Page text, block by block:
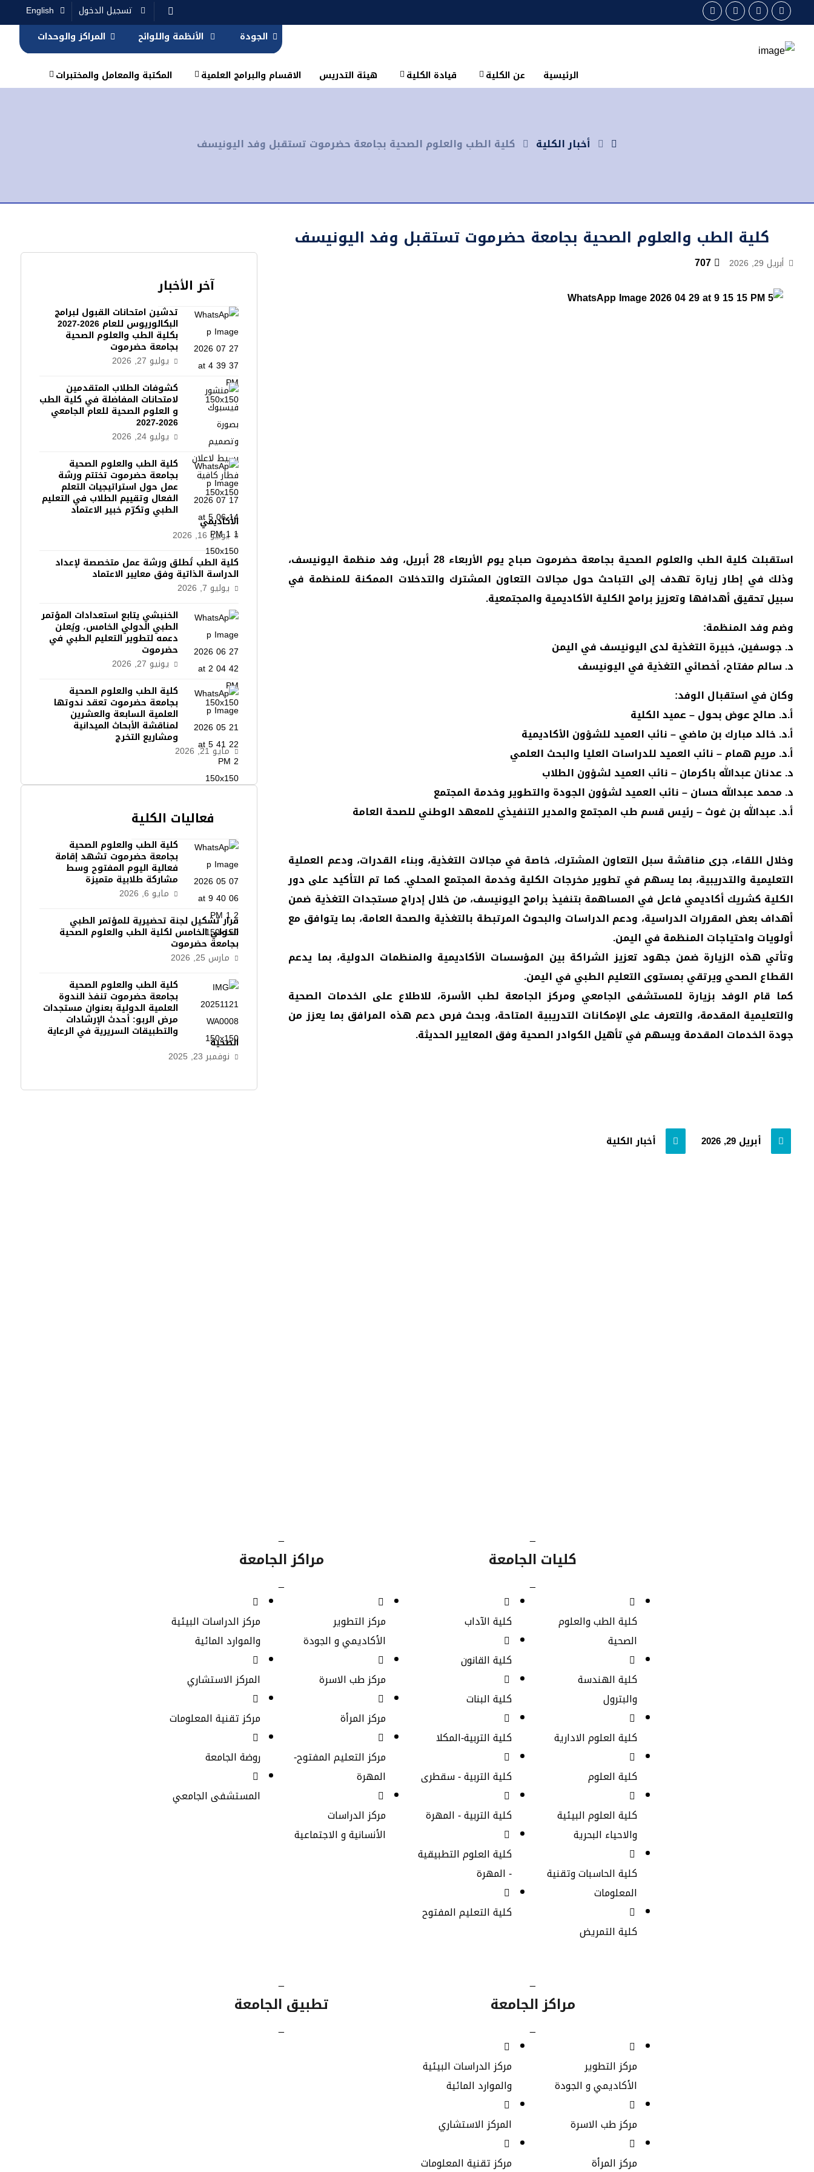
English
تسجيل الدخول
الجودة
الأنظمة واللوائح المراكز والوحدات
الرئيسية عن الكلية قيادة الكلية هيئة التدريس الاقسام والبرامج العلمية المكتبة والمعامل والمختبرات
أخبار الكلية كلية الطب والعلوم الصحية بجامعة حضرموت تستقبل وفد اليونيسف
كلية الطب والعلوم الصحية بجامعة حضرموت تستقبل وفد اليونيسف
أبريل 29, 2026
استقبلت كلية الطب والعلوم الصحية بجامعة حضرموت صباح يوم الأربعاء 28 أبريل، وفد منظمة اليونيسف،
وذلك في إطار زيارة تهدف إلى التباحث حول مجالات التعاون المشترك والتدخلات الممكنة للمنظمة في
سبيل تحقيق أهدافها وتعزيز برامج الكلية الأكاديمية والمجتمعية.
وضم وفد المنظمة:
د. جوسفين، خبيرة التغذية لدى اليونيسف في اليمن
د. سالم مفتاح، أخصائي التغذية في اليونيسف
وكان في استقبال الوفد:
أ.د. صالح عوض بحول – عميد الكلية
أ.د. خالد مبارك بن ماضي – نائب العميد للشؤون الأكاديمية
أ.د. مريم همام – نائب العميد للدراسات العليا والبحث العلمي
د. عدنان عبدالله باكرمان – نائب العميد لشؤون الطلاب
د. محمد عبدالله حسان – نائب العميد لشؤون الجودة والتطوير وخدمة المجتمع
أ.د. عبدالله بن غوث–رئيس قسم طب المجتمع والمدير التنفيذي للمعهد الوطني للصحة العامة
وخلال اللقاء، جرى مناقشة سبل التعاون المشترك، خاصة في مجالات التغذية، وبناء القدرات، ودعم العملية
التعليمية والتدريبية، بما يسهم في تطوير مخرجات الكلية وخدمة المجتمع المحلي. كما تم التأكيد على دور
الكلية كشريك أكاديمي فاعل في المساهمة بتنفيذ برامج اليونيسف، من خلال إدراج مستجدات التغذية ضمن
أهداف بعض المقررات الدراسية، ودعم الدراسات والبحوث المرتبطة بالتغذية والصحة العامة، بما يتوافق مع
أولويات واحتياجات المنظمة في اليمن.
وتأتي هذه الزيارة ضمن جهود تعزيز الشراكة بين المؤسسات الأكاديمية والمنظمات الدولية، بما يدعم
القطاع الصحي ويرتقي بمستوى التعليم الطبي في اليمن.
كما قام الوفد بزيارة للمستشفى الجامعي ومركز الجامعة لطب الأسرة، للاطلاع على الخدمات الصحية
والتعليمية المقدمة، والتعرف على الإمكانات التدريبية المتاحة، وبحث فرص دعم هذه المرافق بما يعزز من
جودة الخدمات المقدمة ويسهم في تأهيل الكوادر الصحية وفق المعايير الحديثة.
أبريل 29, 2026 أخبار الكلية
آخر الأخبار
تدشين امتحانات القبول لبرامج
البكالوريوس للعام 2026-2027
بكلية الطب والعلوم الصحية
بجامعة حضرموت
يوليو 27, 2026
كشوفات الطلاب المتقدمين
لامتحانات المفاضلة في كلية الطب
و العلوم الصحية للعام الجامعي
2026-2027
يوليو 24, 2026
كلية الطب والعلوم الصحية
بجامعة حضرموت تختتم ورشة
عمل حول استراتيجيات التعلم
الفعال وتقييم الطلاب في التعليم
الطبي وتكرّم خبير الاعتماد
الأكاديمي
يوليو 16, 2026
كلية الطب تُطلق ورشة عمل متخصصة لإعداد
الدراسة الذاتية وفق معايير الاعتماد
يوليو 7, 2026
الخنبشي يتابع استعدادات المؤتمر
الطبي الدولي الخامس، ويُعلن
دعمه لتطوير التعليم الطبي في
حضرموت
يونيو 27, 2026
كلية الطب والعلوم الصحية
بجامعة حضرموت تعقد ندوتها
العلمية السابعة والعشرين
لمناقشة الأبحاث الميدانية
ومشاريع التخرج
مايو 21, 2026
فعاليات الكلية
كلية الطب والعلوم الصحية
بجامعة حضرموت تشهد إقامة
فعالية اليوم المفتوح وسط
مشاركة طلابية متميزة
مايو 6, 2026
قرار تشكيل لجنة تحضيرية للمؤتمر الطبي
الدولي الخامس لكلية الطب والعلوم الصحية
بجامعة حضرموت
مارس 25, 2026
كلية الطب والعلوم الصحية
بجامعة حضرموت تنفذ الندوة
العلمية الدولية بعنوان مستجدات
مرض الربو: أحدث الإرشادات
والتطبيقات السريرية في الرعاية
الصحية
نوفمبر 23, 2025
_
مراكز الجامعة
_
مركز الدراسات البيئية
والموارد المائية
المركز الاستشاري
مركز تقنية المعلومات
روضة الجامعة
المستشفى الجامعي
مركز التطوير
الأكاديمي و الجودة
مركز طب الاسرة
مركز المرأة
مركز التعليم المفتوح-
المهرة
مركز الدراسات
الأنسانية و الاجتماعية
_
كليات الجامعة
_
كلية الآداب
كلية القانون
كلية البنات
كلية التربية-المكلا
كلية التربية - سقطرى
كلية التربية - المهرة
كلية العلوم التطبيقية
- المهرة
كلية التعليم المفتوح
كلية الطب والعلوم
الصحية
كلية الهندسة
والبترول
كلية العلوم الادارية
كلية العلوم
كلية العلوم البيئية
والاحياء البحرية
كلية الحاسبات وتقنية
المعلومات
كلية التمريض
_
تطبيق الجامعة
_
_
مراكز الجامعة
_
مركز الدراسات البيئية
والموارد المائية
المركز الاستشاري
مركز تقنية المعلومات
مركز التطوير
الأكاديمي و الجودة
مركز طب الاسرة
مركز المرأة